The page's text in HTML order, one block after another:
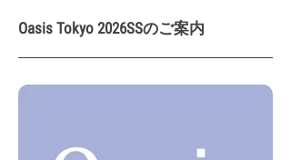
Oasis Tokyo 2026SSのご案内